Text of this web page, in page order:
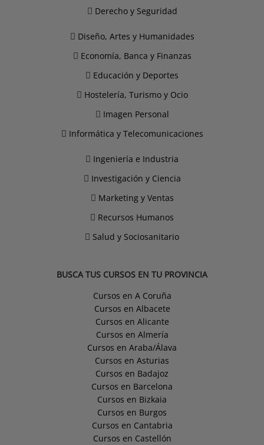
Derecho y Seguridad
Diseño, Artes y Humanidades
Economía, Banca y Finanzas
Educación y Deportes
Hostelería, Turismo y Ocio
Imagen Personal
Informática y Telecomunicaciones
Ingeniería e Industria
Investigación y Ciencia
Marketing y Ventas
Recursos Humanos
Salud y Sociosanitario
BUSCA TUS CURSOS EN TU PROVINCIA
Cursos en A Coruña
Cursos en Albacete
Cursos en Alicante
Cursos en Almería
Cursos en Araba/Álava
Cursos en Asturias
Cursos en Badajoz
Cursos en Barcelona
Cursos en Bizkaia
Cursos en Burgos
Cursos en Cantabria
Cursos en Castellón